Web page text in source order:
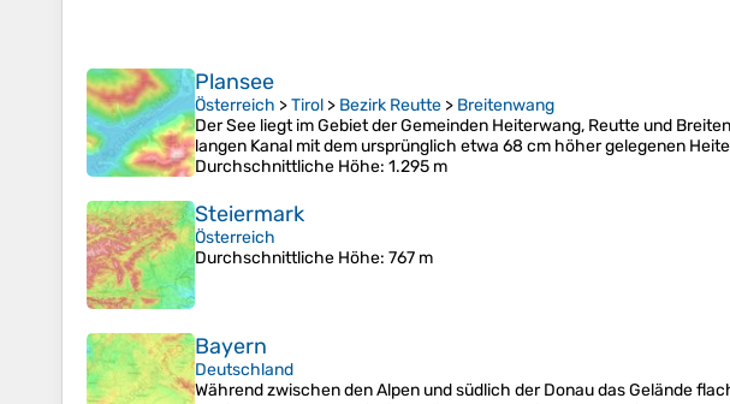
Plansee
Österreich >Tirol > Bezirk Reutte > Breitenwang
Der See liegt im Gebiet der Gemeinden Heiterwang, Reutte und
langen Kanal mit dem ursprünglich etwa 68 cm höher gelegenen
Durchschnittliche Höhe: 1.295 m
Steiermark
Österreich
Durchschnittliche Höhe: 767 m
Bayern
Deutschland
Während zwischen den Alpen und südlich der Donau das Gelände